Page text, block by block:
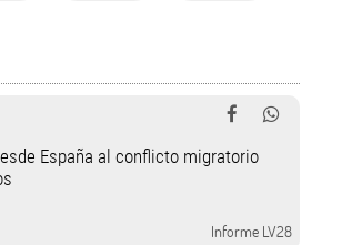
España al conflicto migratorio
Informe LV28